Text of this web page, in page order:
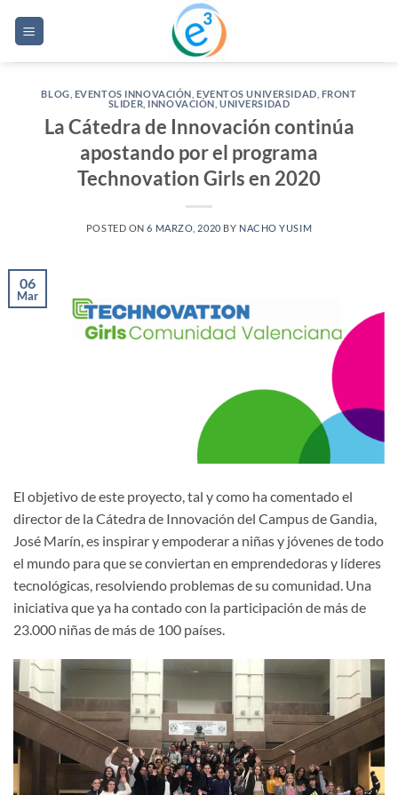
BLOG EVENTOS INNOVACIÓN EVENTOS UNIVERSIDAD FRONT
SLIDER INNOVACIÓN ,UNIVERSIDAD
La Cátedra de Innovación continúa
apostando por el programa
Technovation Girls en 2020
POSTED ON6 MARZO, 2020 BY NACHO YUSIM
06
Mar
El objetivo de este proyecto, tal y como ha comentado el
director de la Cátedra de Innovación del Campus de Gandia,
José Marín, es inspirar y empoderar a niñas y jóvenes de todo
el mundo para que se conviertan en emprendedoras y líderes
tecnológicas, resolviendo problemas de su comunidad. Una
iniciativa que ya ha contado con la participación de más de
23.000 niñas de más de 100 países.